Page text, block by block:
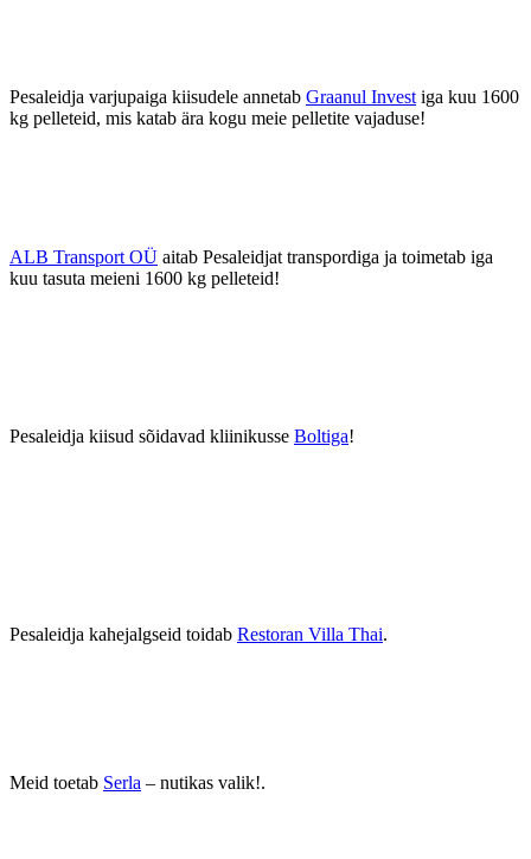
Pesaleidja varjupaiga kiisudele annetab Graanul Invest iga kuu 1600
kg pelleteid, mis katab ära kogu meie pelletite vajaduse!
ALB Transport OÜ aitab Pesaleidjat transpordiga ja toimetab iga
kuu tasuta meieni 1600 kg pelleteid!
Pesaleidja kiisud sõidavad kliinikusse Boltiga!
Pesaleidja kahejalgseid toidab Restoran Villa Thai.
Meid toetab Serla – nutikas valik!.